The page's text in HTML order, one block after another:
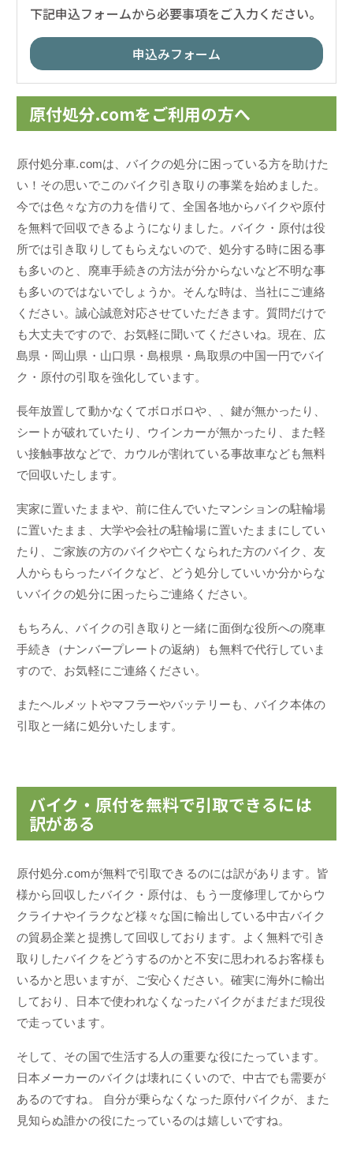
下記申込フォームから必要事項をご入力ください。
申込みフォーム
原付処分.comをご利用の方へ
原付処分車.comは、バイクの処分に困っている方を助けた
い！その思いでこのバイク引き取りの事業を始めました。
今では色々な方の力を借りて、全国各地からバイクや原付
を無料で回収できるようになりました。バイク・原付は役
所では引き取りしてもらえないので、処分する時に困る事
も多いのと、廃車手続きの方法が分からないなど不明な事
も多いのではないでしょうか。そんな時は、当社にご連絡
ください。誠心誠意対応させていただきます。質問だけで
も大丈夫ですので、お気軽に聞いてくださいね。現在、広
島県・岡山県・山口県・島根県・鳥取県の中国一円でバイ
ク・原付の引取を強化しています。
長年放置して動かなくてボロボロや、、鍵が無かったり、
シートが破れていたり、ウインカーが無かったり、また軽
い接触事故などで、カウルが割れている事故車なども無料
で回収いたします。
実家に置いたままや、前に住んでいたマンションの駐輪場
に置いたまま、大学や会社の駐輪場に置いたままにしてい
たり、ご家族の方のバイクや亡くなられた方のバイク、友
人からもらったバイクなど、どう処分していいか分からな
いバイクの処分に困ったらご連絡ください。
もちろん、バイクの引き取りと一緒に面倒な役所への廃車
手続き（ナンバープレートの返納）も無料で代行していま
すので、お気軽にご連絡ください。
またヘルメットやマフラーやバッテリーも、バイク本体の
引取と一緒に処分いたします。
バイク・原付を無料で引取できるには
訳がある
原付処分.comが無料で引取できるのには訳があります。皆
様から回収したバイク・原付は、もう一度修理してからウ
クライナやイラクなど様々な国に輸出している中古バイク
の貿易企業と提携して回収しております。よく無料で引き
取りしたバイクをどうするのかと不安に思われるお客様も
いるかと思いますが、ご安心ください。確実に海外に輸出
しており、日本で使われなくなったバイクがまだまだ現役
で走っています。
そして、その国で生活する人の重要な役にたっています。
日本メーカーのバイクは壊れにくいので、中古でも需要が
あるのですね。 自分が乗らなくなった原付バイクが、また
見知らぬ誰かの役にたっているのは嬉しいですね。